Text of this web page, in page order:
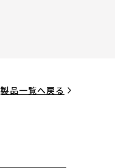
製品一覧へ戻る